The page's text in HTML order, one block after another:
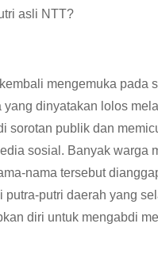
asli NTT?
mengemuka pada
yang dinyatakan lolos
sorotan publik dan
sosial. Banyak warga
nama tersebut
putra-putri daerah yang
diri untuk mengabdi